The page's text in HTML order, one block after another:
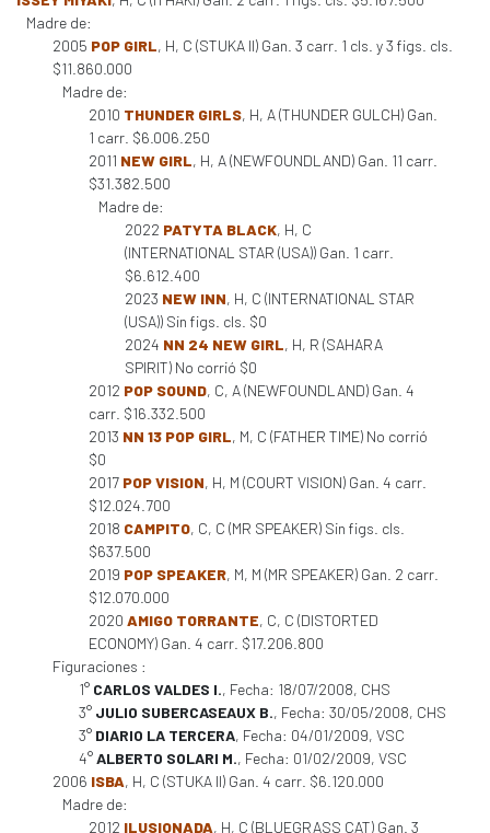
Madre de:
2005 POP GIRL, H, C (STUKA II) Gan. 3 carr. 1 cls. y 3 figs. cls.
$11.860.000
Madre de:
2010 THUNDER GIRLS, H, A (THUNDER GULCH) Gan.
1 carr. $6.006.250
2011 NEW GIRL, H, A (NEWFOUNDLAND) Gan. 11 carr.
$31.382.500
Madre de:
2022 PATYTA BLACK, H, C
(INTERNATIONAL STAR (USA)) Gan. 1 carr.
$6.612.400
2023 NEW INN, H, C (INTERNATIONAL STAR
(USA)) Sin figs. cls. $0
2024 NN 24 NEW GIRL, H, R (SAHARA
SPIRIT) No corrió $0
2012 POP SOUND, C, A (NEWFOUNDLAND) Gan. 4
carr. $16.332.500
2013 NN 13 POP GIRL, M, C (FATHER TIME) No corrió
$0
2017 POP VISION, H, M (COURT VISION) Gan. 4 carr.
$12.024.700
2018 CAMPITO, C, C (MR SPEAKER) Sin figs. cls.
$637.500
2019 POP SPEAKER, M, M (MR SPEAKER) Gan. 2 carr.
$12.070.000
2020 AMIGO TORRANTE, C, C (DISTORTED
ECONOMY) Gan. 4 carr. $17.206.800
Figuraciones :
1° CARLOS VALDES I., Fecha: 18/07/2008, CHS
3° JULIO SUBERCASEAUX B., Fecha: 30/05/2008, CHS
3° DIARIO LA TERCERA, Fecha: 04/01/2009, VSC
4°ALBERTO SOLARI M., Fecha: 01/02/2009, VSC
2006 ISBA, H, C (STUKA II) Gan. 4 carr. $6.120.000
Madre de:
2012 ILUSIONADA, H, C (BLUEGRASS CAT) Gan. 3